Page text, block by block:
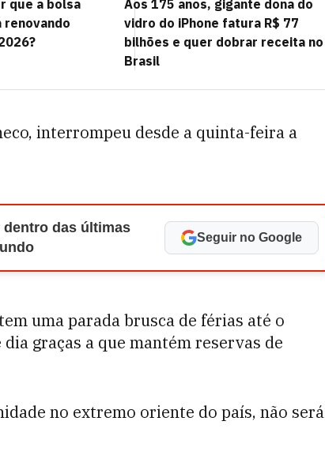
que a bolsa
renovando
Aos 175 anos, gigante dona do
vidro do iPhone fatura R$ 77
bilhões e quer dobrar receita no
Brasil
interrompeu desde a quinta-feira a
dentro das últimas
Seguir no Google
uma parada brusca de férias até o
graças a que mantém reservas de
no extremo oriente do país, não será